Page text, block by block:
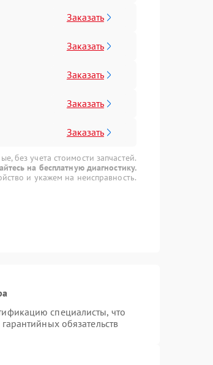
Заказать
Заказать
Заказать
Заказать
Заказать
без учета стоимости запчастей.
на бесплатную диагностику.
и укажем на неисправность.
специалисты, что
обязательств